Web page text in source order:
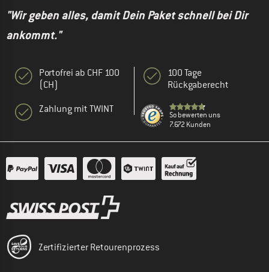
"Wir geben alles, damit Dein Paket schnell bei Dir
ankommt."
Portofrei ab CHF 100
(CH)
Zahlung mit TWINT
100 Tage
Rückgaberecht
So bewerten uns
7.672 Kunden
Zertifizierter Retourenprozess